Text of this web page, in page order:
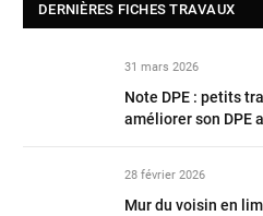
DERNIÈRES FICHES TRAVAUX
31 mars 2026
Note DPE : petits
améliorer son DPE
28 février 2026
Mur du voisin en